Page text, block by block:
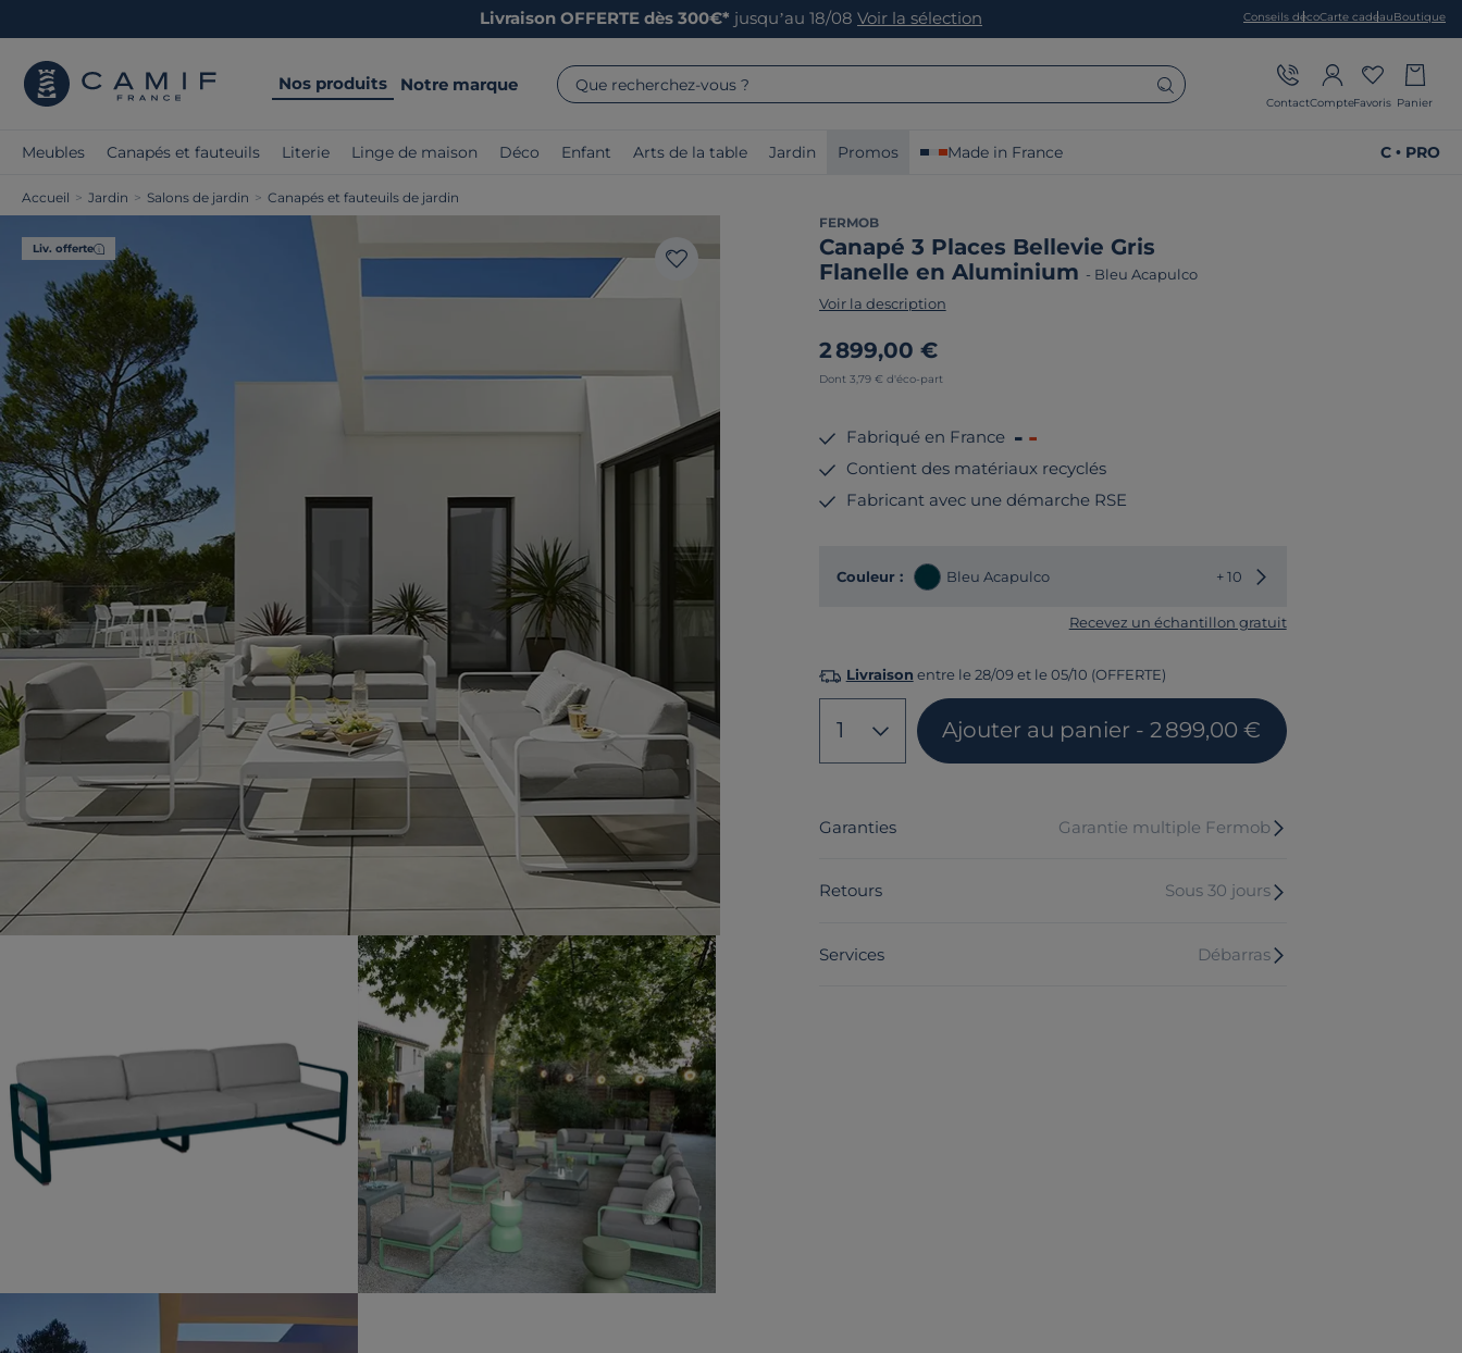
Livraison OFFERTE dès 300€* jusqu’au 18/08 Voir la sélection Conseils décoCarte cadeauBoutique
Nos produits Notre marque Que recherchez-vous ?
ContactCompteFavoris Panier
Meubles Canapés et fauteuils Literie Linge de maison Déco Enfant Arts de la table Jardin Promos Made in France C • PRO
Accueil > Jardin > Salons de jardin > Canapés et fauteuils de jardin
Liv. offerte
FERMOB
Canapé 3 Places Bellevie Gris
Flanelle en Aluminium - Bleu Acapulco
Voir la description
2 899,00 €
Dont 3,79 € d'éco-part
Fabriqué en France
Contient des matériaux recyclés
Fabricant avec une démarche RSE
Couleur : Bleu Acapulco + 10 Choisir une autre couleur
Recevez un échantillon gratuit
Livraison entre le 28/09 et le 05/10 (OFFERTE)
1 Ajouter au panier - 2 899,00 €
Garanties Garantie multiple Fermob
Retours Sous 30 jours
Services Débarras